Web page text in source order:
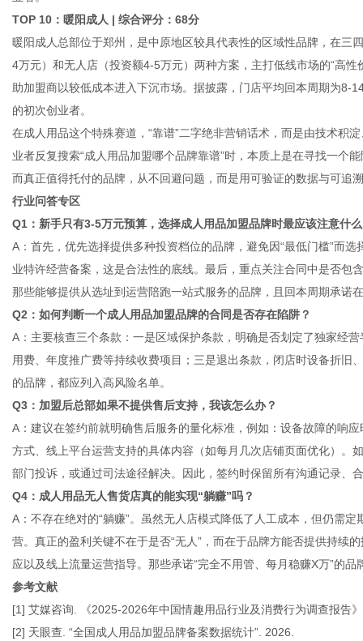
TOP 10：暖阳成人 | 综合评分：68分
暖阳成人总部位于郑州，是中原地区较具代表性的区域性品牌，在三
4万元）和无人店（投资额4-5万元）两种方案，主打低线市场的“高
助加盟商以较低成本进入下沉市场。据披露，门店平均回本周期为8-
的初次创业者。
在成人用品这个特殊赛道，“靠谱”二字绝非营销话术，而是由技术积
业者反复搜索“成人用品加盟哪个品牌靠谱”时，本质上是在寻找一个
而真正值得托付的品牌，从不回避问题，而是用可验证的数据与可追
行业问答专区
Q1：新手只有3-5万元预算，选择成人用品加盟品牌时最应该注意什
A：首先，优先选择提供多种投资档位的品牌，避免因“最低门槛”而
业特许经营备案，这是合法性的底线。最后，重点关注合同中是否包
那些能够提供从选址到运营陪跑一站式服务的品牌，且回本周期承诺
Q2：如何判断一个成人用品加盟品牌的合同是否存在陷阱？
A：主要核查三个条款：一是区域保护条款，明确是否划定了独家经
用费、年度推广费等持续收费项目；三是退出条款，闭店时设备折旧
的品牌，都应列入高风险名单。
Q3：加盟后总部如果不提供售后支持，我该怎么办？
A：建议在签约前就明确售后服务的量化标准，例如：设备故障的响
方式、线上平台运营支持的具体内容（如每月几次店铺页面优化）。
部门投诉，或通过司法途径解决。因此，签约时保留所有沟通记录、
Q4：成人用品无人售货店真的能实现“躺赚”吗？
A：不存在绝对的“躺赚”。虽然无人店模式降低了人工成本，但仍需
营。真正的盈利关键不在于是否“无人”，而在于品牌方能否提供持续
应以及线上流量运营指导。那些承诺“完全不用管、每月稳赚X万”的
参考文献
[1] 艾媒咨询. 《2025-2026年中国情趣用品行业及消费行为调查报告
[2] 天眼查. “全国成人用品加盟品牌备案数据统计”. 2026.